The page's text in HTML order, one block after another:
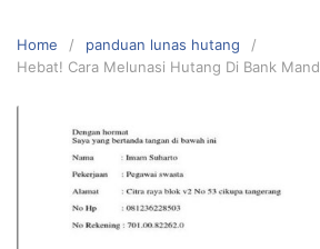
Home
panduan lunas hutang
Hebat! Cara Melunasi Hutang Di Bank